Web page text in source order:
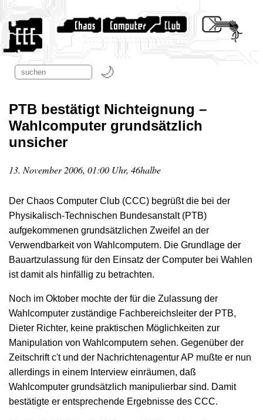
PTB bestätigt Nichteignung –
Wahlcomputer grundsätzlich
unsicher
13. November 2006, 01:00 Uhr, 46halbe
Der Chaos Computer Club (CCC) begrüßt die bei der
Physikalisch-Technischen Bundesanstalt (PTB)
aufgekommenen grundsätzlichen Zweifel an der
Verwendbarkeit von Wahlcomputern. Die Grundlage der
Bauartzulassung für den Einsatz der Computer bei Wahlen
ist damit als hinfällig zu betrachten.
Noch im Oktober mochte der für die Zulassung der
Wahlcomputer zuständige Fachbereichsleiter der PTB,
Dieter Richter, keine praktischen Möglichkeiten zur
Manipulation von Wahlcomputern sehen. Gegenüber der
Zeitschrift c't und der Nachrichtenagentur AP mußte er nun
allerdings in einem Interview einräumen, daß
Wahlcomputer grundsätzlich manipulierbar sind. Damit
bestätigte er entsprechende Ergebnisse des CCC.